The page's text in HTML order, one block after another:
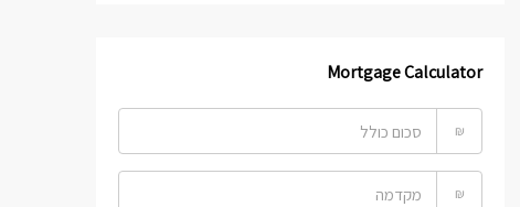
Mortgage Calculator
₪
₪